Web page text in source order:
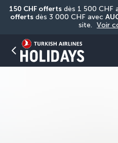
150 CHF offerts dès 1 500 CHF
offerts dès 3 000 CHF avec
site. Voir